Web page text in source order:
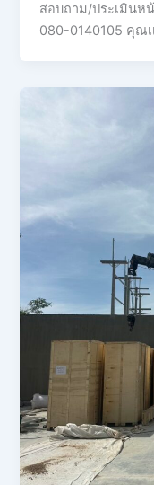
สอบถาม/ประเมิน
080-0140105 คุณเ